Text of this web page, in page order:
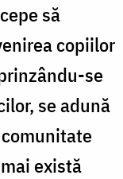
să
copiilor
se
se adună
există